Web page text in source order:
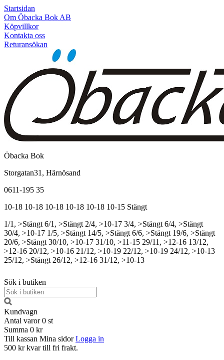
Startsidan
Om Öbacka Bok AB
Köpvillkor
Kontakta oss
Returansökan
Öbacka Bok
Storgatan31, Härnösand
0611-195 35
10-18 10-18 10-18 10-18 10-18 10-15 Stängt
1/1, >Stängt 6/1, >Stängt 2/4, >10-17 3/4, >Stängt 6/4, >Stängt
30/4, >10-17 1/5, >Stängt 14/5, >Stängt 6/6, >Stängt 19/6, >Stängt
20/6, >Stängt 30/10, >10-17 31/10, >11-15 29/11, >12-16 13/12,
>12-16 20/12, >10-16 21/12, >10-19 22/12, >10-19 24/12, >10-13
25/12, >Stängt 26/12, >12-16 31/12, >10-13
Sök i butiken
Kundvagn
Antal varor 0 st
Summa 0 kr
Till kassan Mina sidor Logga in
500 kr kvar till fri frakt.